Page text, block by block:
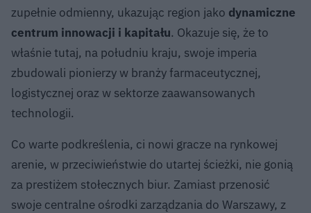
zupełnie odmienny, ukazując region jako dynamiczne
centrum innowacji i kapitału. Okazuje się, że to
właśnie tutaj, na południu kraju, swoje imperia
zbudowali pionierzy w branży farmaceutycznej,
logistycznej oraz w sektorze zaawansowanych
technologii.
Co warte podkreślenia, ci nowi gracze na rynkowej
arenie, w przeciwieństwie do utartej ścieżki, nie gonią
za prestiżem stołecznych biur. Zamiast przenosić
swoje centralne ośrodki zarządzania do Warszawy, z